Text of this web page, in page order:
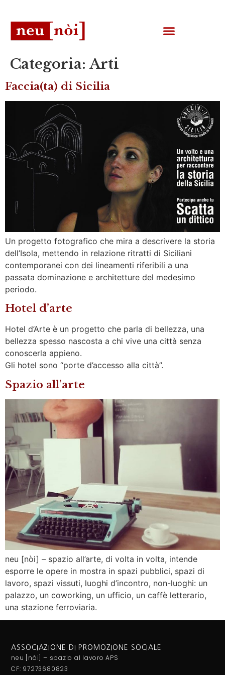
Categoria: Arti
Faccia(ta) di Sicilia
Un progetto fotografico che mira a descrivere la storia
dell’Isola, mettendo in relazione ritratti di Siciliani
contemporanei con dei lineamenti riferibili a una
passata dominazione e architetture del medesimo
periodo.
Hotel d’arte
Hotel d’Arte è un progetto che parla di bellezza, una
bellezza spesso nascosta a chi vive una città senza
conoscerla appieno.
Gli hotel sono “porte d’accesso alla città”.
Spazio all’arte
neu [nòi] – spazio all’arte, di volta in volta, intende
esporre le opere in mostra in spazi pubblici, spazi di
lavoro, spazi vissuti, luoghi d’incontro, non-luoghi: un
palazzo, un coworking, un ufficio, un caffè letterario,
una stazione ferroviaria.
ASSOCIAZIONE DI PROMOZIONE SOCIALE
neu [nòi] – spazio al lavoro APS
CF: 97273680823